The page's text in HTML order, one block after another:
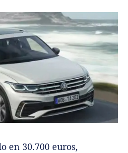
en 30.700 euros,